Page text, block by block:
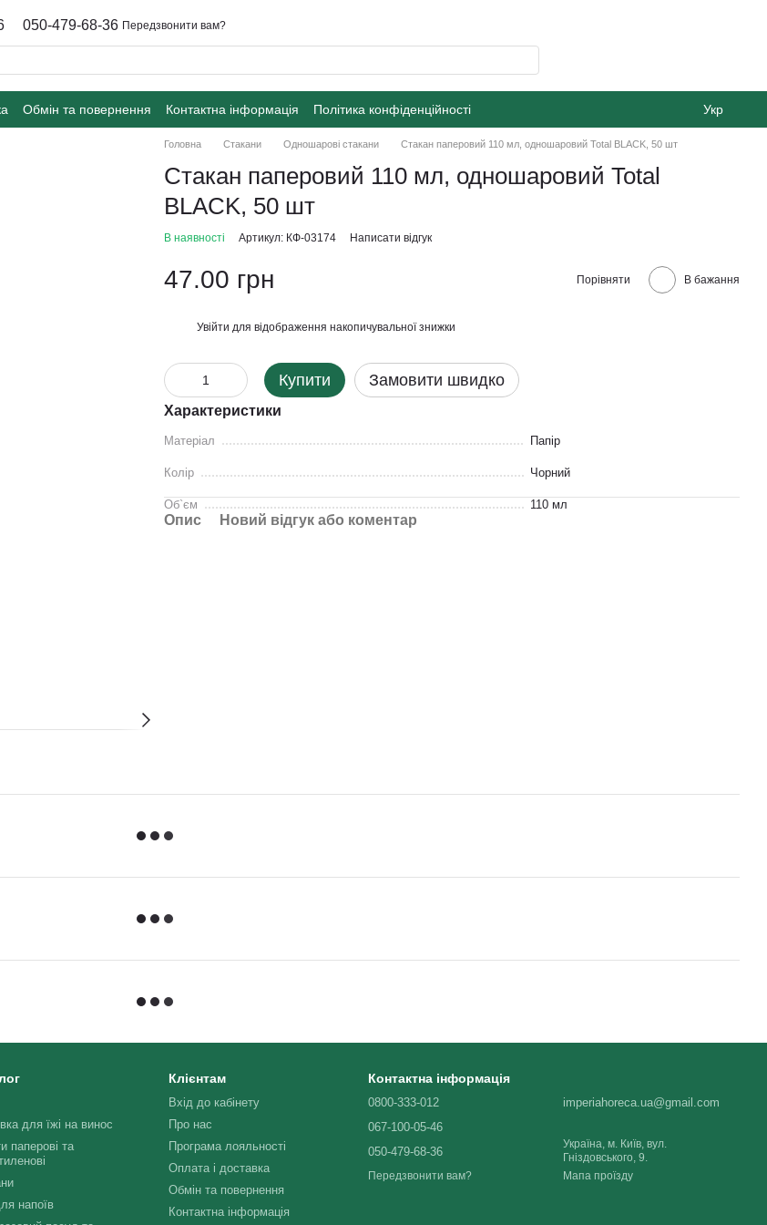
050-479-68-36 Передзвонити вам?
Обмін та повернення Контактна інформація
Політика конфіденційності
Укр
Головна Стакани Одношарові стакани Стакан паперовий 110 мл, одношаровий Total BLACK, 50 шт
Стакан паперовий 110 мл, одношаровий Total
BLACK, 50 шт
В наявності Артикул: КФ-03174 Написати відгук
47.00 грн Порівняти В бажання
Увійти для відображення накопичувальної знижки
Купити Замовити швидко
Характеристики
Матеріал Папір
Колір Чорний
Об`єм 110 мл
Опис Новий відгук або коментар
для їжі на винос
паперові та
напоїв
Клієнтам
Вхід до кабінету
Про нас
Програма лояльності
Оплата і доставка
Обмін та повернення
Контактна інформація
Контактна інформація
0800-333-012
067-100-05-46
050-479-68-36
Передзвонити вам?
imperiahoreca.ua@gmail.com
Україна, м. Київ, вул.
Гніздовського, 9.
Мапа проїзду